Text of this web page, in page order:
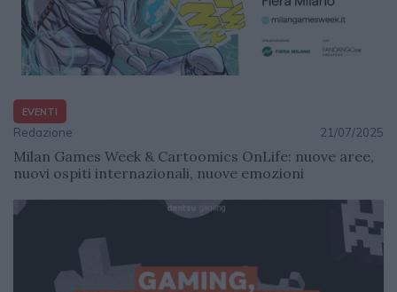
EVENTI
Redazione 21/07/2025
Milan Games Week & Cartoomics OnLife: nuove aree,
nuovi ospiti internazionali, nuove emozioni